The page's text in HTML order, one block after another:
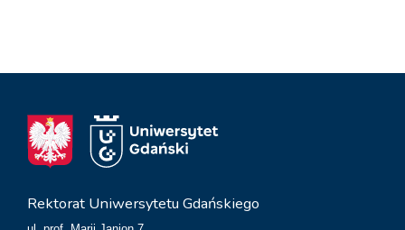
Rektorat Uniwersytetu Gdańskiego